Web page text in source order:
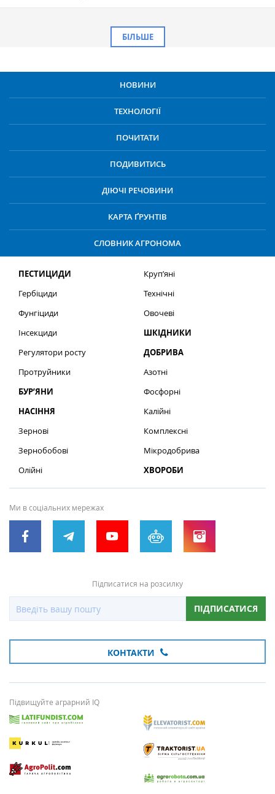
БІЛЬШЕ
НОВИНИ
ТЕХНОЛОГІЇ
ПОЧИТАТИ
ПОДИВИТИСЬ
ДІЮЧІ РЕЧОВИНИ
КАРТА ҐРУНТІВ
СЛОВНИК АГРОНОМА
ПЕСТИЦИДИ
Гербіциди
Фунгіциди
Інсекциди
Регулятори росту
Протруйники
БУР’ЯНИ
НАСІННЯ
Зернові
Зернобобові
Олійні
Круп’яні
Технічні
Овочеві
ШКІДНИКИ
ДОБРИВА
Азотні
Фосфорні
Калійні
Комплексні
Мікродобрива
ХВОРОБИ
Ми в соціальних мережах
Підписатися на розсилку
ПІДПИСАТИСЯ
КОНТАКТИ
Підвищуйте аграрний IQ